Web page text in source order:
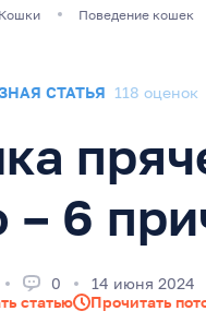
Кошки Поведение кошек
СТАТЬЯ 118 оценок
– 6
0
14 июня 2024
статью
Прочитать